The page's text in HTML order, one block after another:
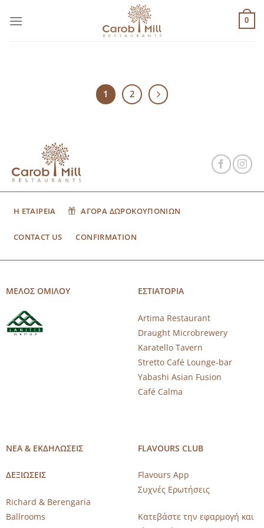
στο
0
1 2
Η ΕΤΑΙΡΕΙΑ ΑΓΟΡΑ ΔΩΡΟΚΟΥΠΟΝΙΩΝ
CONTACT US CONFIRMATION
ΜΕΛΟΣ ΟΜΙΛΟΥ ΕΣΤΙΑΤΟΡΙΑ
Artima Restaurant
Draught Microbrewery
Karatello Tavern
Stretto Café Lounge-bar
Yabashi Asian Fusion
Café Calma
ΝΕΑ & ΕΚΔΗΛΩΣΕΙΣ
ΔΕΞΙΩΣΕΙΣ
Richard & Berengaria
Ballrooms
FLAVOURS CLUB
Flavours App
Συχνές Ερωτήσεις
Κατεβάστε την εφαρμογή και